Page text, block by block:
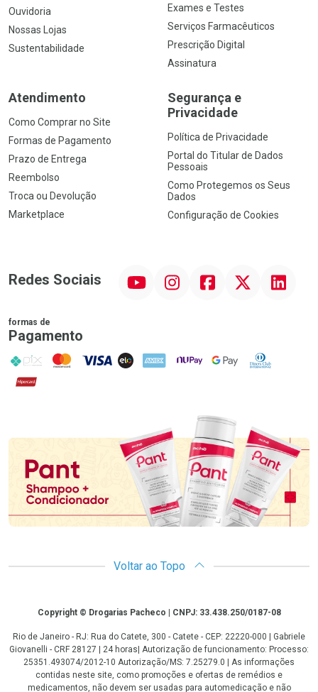
Ouvidoria
Nossas Lojas
Sustentabilidade
Exames e Testes
Serviços Farmacêuticos
Prescrição Digital
Assinatura
Atendimento
Como Comprar no Site
Formas de Pagamento
Prazo de Entrega
Reembolso
Troca ou Devolução
Marketplace
Segurança e
Privacidade
Política de Privacidade
Portal do Titular de Dados
Pessoais
Como Protegemos os Seus
Dados
Configuração de Cookies
Redes Sociais InstagramFacebookTwitter Linkedin
formas de
Pagamento
PIX MasterCard
VISA ELO AMEX NuPay Google PayDiners Club
Hipercard
Promoção em Destaque
Voltar ao Topo
CopyrightCopyright © Drogarias Pacheco | CNPJ: 33.438.250/0187-08
Rio de Janeiro - RJ: Rua do Catete, 300 - Catete - CEP: 22220-000 | Gabriele
Giovanelli - CRF 28127 | 24 horas| Autorização de funcionamento: Processo:
25351.493074/2012-10 Autorização/MS: 7.25279.0 | As informações
contidas neste site, como promoções e ofertas de remédios e
medicamentos, não devem ser usadas para automedicação e não